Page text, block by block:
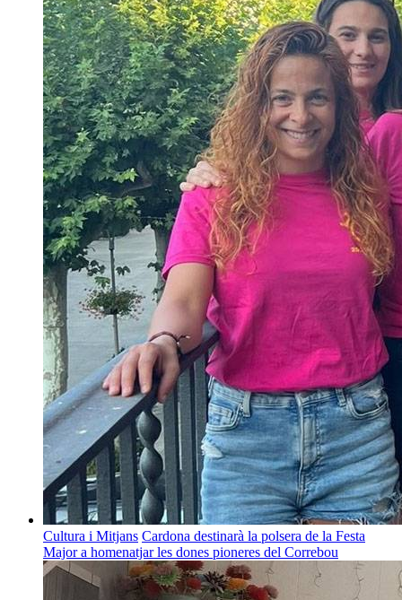
Cultura i Mitjans Cardona destinarà la polsera de la Festa
Major a homenatjar les dones pioneres del Correbou